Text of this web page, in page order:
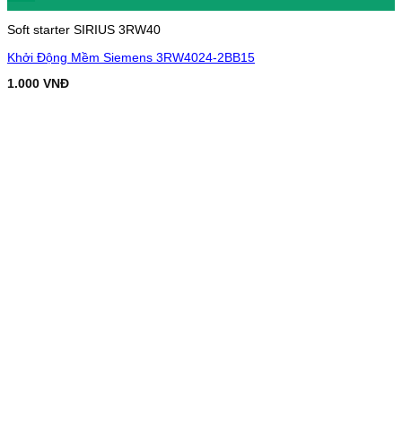
Soft starter SIRIUS 3RW40
Khởi Động Mềm Siemens 3RW4024-2BB15
1.000 VNĐ